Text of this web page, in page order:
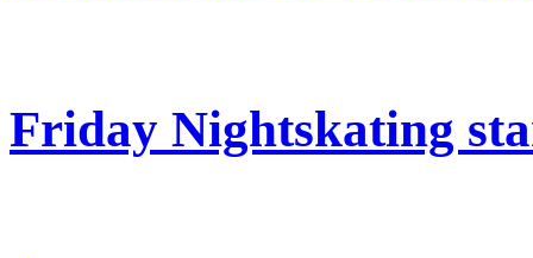
Friday Nightskating